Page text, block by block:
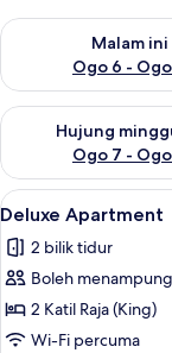
Malam ini
Ogo 6 -
Semak
Hujung
Ogo 7 -
Semak
Lihat
semua
foto
untuk
Deluxe
Apartment
11
Deluxe Apartment
2 bilik tidur
Boleh
2 Katil Raja (King)
Wi-Fi percuma